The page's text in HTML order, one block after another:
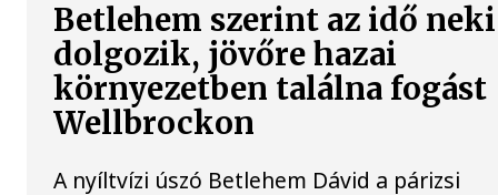
Betlehem szerint az idő neki
dolgozik, jövőre hazai
környezetben találna fogást
Wellbrockon
A nyíltvízi úszó Betlehem Dávid a párizsi